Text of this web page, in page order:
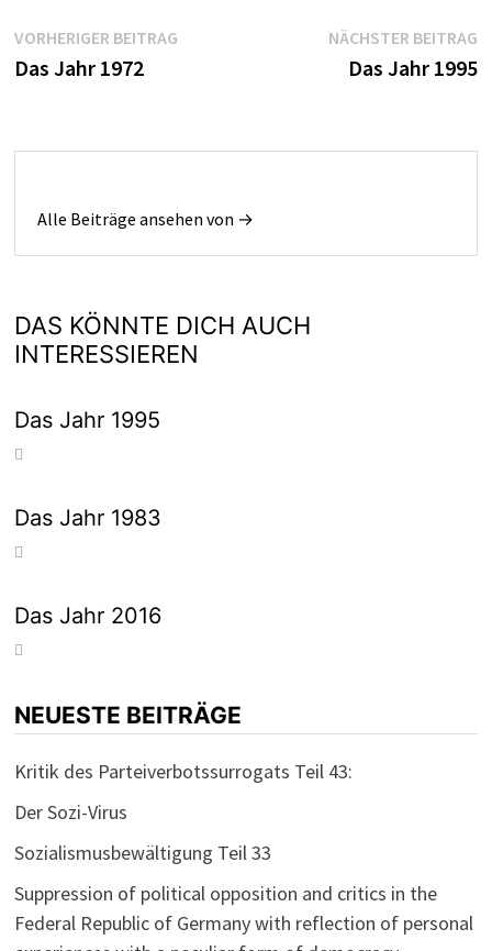
Beitragsnavigation
VORHERIGER BEITRAGVorheriger
Das Jahr 1972
NÄCHSTER BEITRAG
Das Jahr 1995
Alle Beiträge ansehen von →
DAS KÖNNTE DICH AUCH
INTERESSIEREN
Das Jahr 1995
Das Jahr 1983
Das Jahr 2016
NEUESTE BEITRÄGE
Kritik des Parteiverbotssurrogats Teil 43:
Der Sozi-Virus
Sozialismusbewältigung Teil 33
Suppression of political opposition and critics in the
Federal Republic of Germany with reflection of personal